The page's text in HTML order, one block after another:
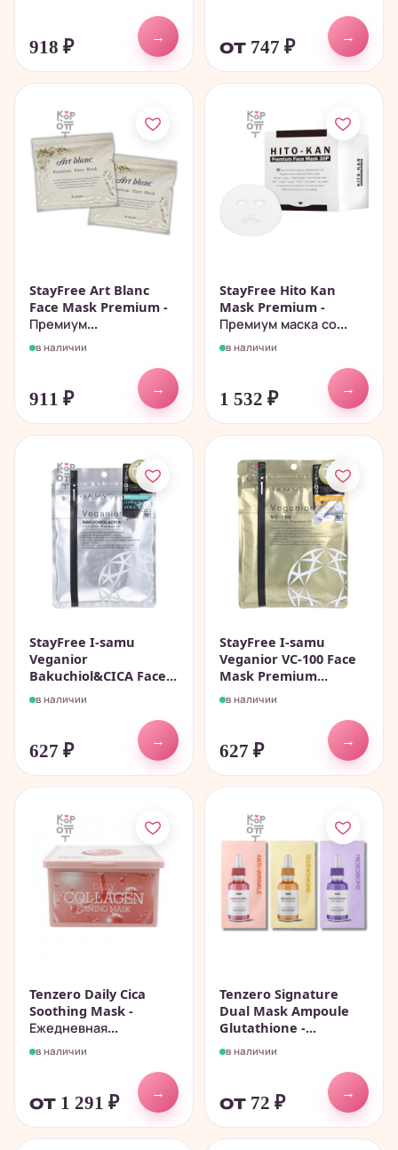
918 ₽
→
от 747 ₽
→
StayFree Art Blanc
Face Mask Premium -
Премиум...
в наличии
911 ₽
→
StayFree Hito Kan
Mask Premium -
Премиум маска со...
в наличии
1 532 ₽
→
StayFree I-samu
Veganior
Bakuchiol&CICA Face...
в наличии
627 ₽
→
StayFree I-samu
Veganior VC-100 Face
Mask Premium...
в наличии
627 ₽
→
Tenzero Daily Cica
Soothing Mask -
Ежедневная...
в наличии
от 1 291 ₽
→
Tenzero Signature
Dual Mask Ampoule
Glutathione -...
в наличии
от 72 ₽
→